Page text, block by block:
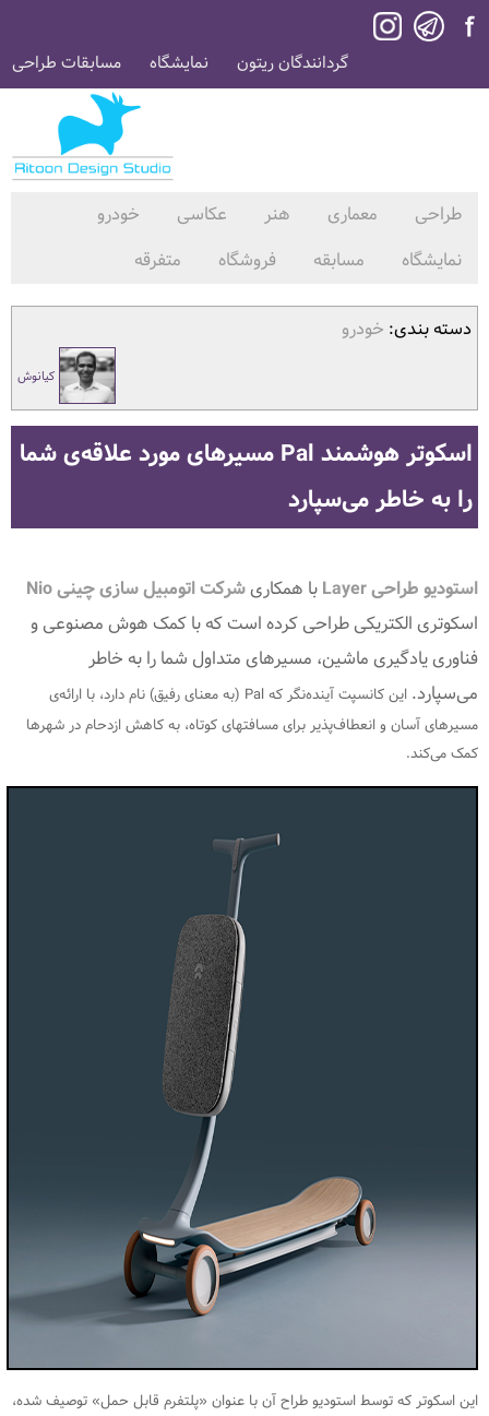
گردانندگان ریتون نمایشگاه مسابقات طراحی
طراحی معماری هنر عکاسی
خودرو
نمایشگاه
مسابقه فروشگاه متفرقه
دسته بندی: خودرو
کیانوش
اسکوتر هوشمند Pal مسیرهای مورد علاقه‌ی شما
را به خاطر می‌سپارد
استودیو طراحی Layer با همکاریشرکت اتومبیل سازی چینی Nio
اسکوتری الکتریکی طراحی کرده‌ است که با کمک هوش مصنوعی و
فناوری یادگیری ماشین، مسیرهای متداول شما را به خاطر
می‌سپارد.
این کانسپت آینده‌نگر که Pal (به معنای رفیق) نام دارد، با ارائه‌ی
مسیرهای آسان و انعطاف‌پذیر برای مسافتهای کوتاه، به کاهش ازدحام در شهرها
کمک می‌کند.
این اسکوتر که توسط استودیو طراح آن با عنوان «پلتفرم قابل حمل» توصیف شده،